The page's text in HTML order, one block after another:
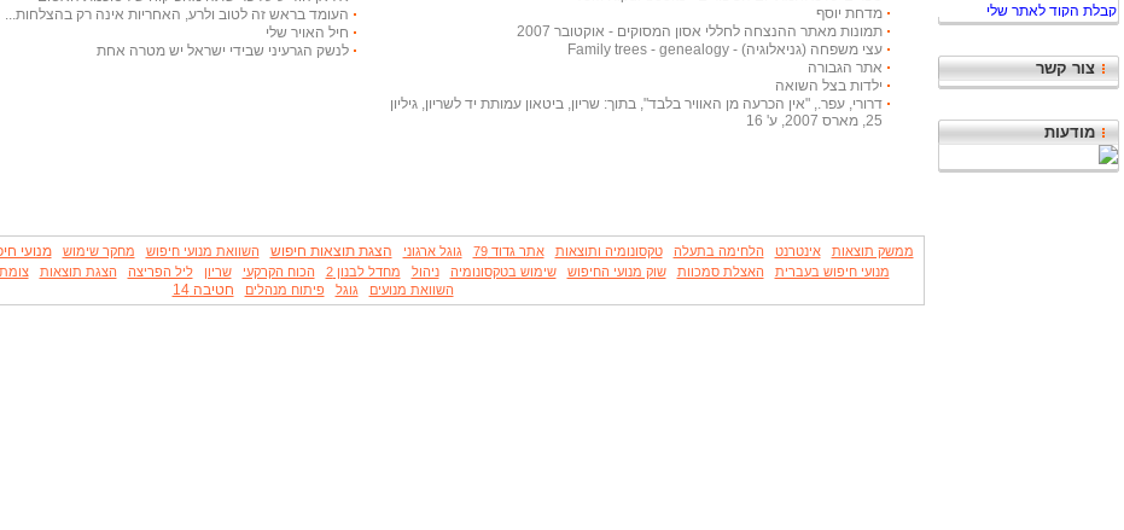
צור קשר
מודעות
מדחת יוסף
תמונות מאתר ההנצחה לחללי אסון המסוקים - אוקטובר 2007
עצי משפחה (גניאלוגיה) - Family trees - genealogy
אתר הגבורה
ילדות בצל השואה
דרורי, עפר., "אין הכרעה מן האוויר בלבד", בתוך: שריון, ביטאון עמותת יד לשריון, גיליון
25, מארס 2007, ע' 16
העומד בראש זה לטוב ולרע, האחריות אינה רק בהצלחות...
חיל האויר שלי
לנשק הגרעיני שבידי ישראל יש מטרה אחת
ממשק תוצאות אינטרנט הלחימה בתעלה טקסונומיה ותוצאות אתר גדוד 79 גוגל ארגוני הצגת תוצאות חיפוש השוואת מנועי חיפוש מחקר שימוש מנועי
מנועי חיפוש בעברית
האצלת סמכוות שוק מנועי החיפוש שימוש בטקסונומיה ניהול מחדל לבנון 2 הכוח הקרקעי שריון ליל הפריצה הצגת תוצאות
השוואת מנועים גוגל פיתוח מנהלים חטיבה 14